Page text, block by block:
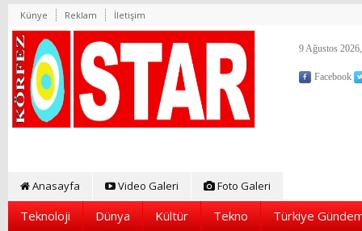
Künye Reklam İletişim
9 Ağustos
Facebook
Anasayfa Video Galeri Foto Galeri
Teknoloji Dünya Kültür Tekno Türkiye